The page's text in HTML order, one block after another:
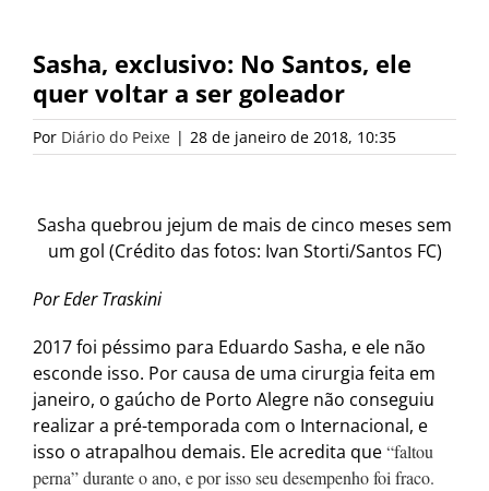
Sasha, exclusivo: No Santos, ele
quer voltar a ser goleador
Por Diário do Peixe | 28 de janeiro de 2018, 10:35
Sasha quebrou jejum de mais de cinco meses sem
um gol (Crédito das fotos: Ivan Storti/Santos FC)
Por Eder Traskini
2017 foi péssimo para Eduardo Sasha, e ele não
esconde isso. Por causa de uma cirurgia feita em
janeiro, o gaúcho de Porto Alegre não conseguiu
realizar a pré-temporada com o Internacional, e
isso o atrapalhou demais. Ele acredita que“faltou
perna” durante o ano, e por isso seu desempenho foi fraco.